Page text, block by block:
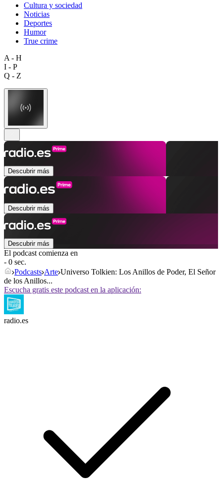
Cultura y sociedad
Noticias
Deportes
Humor
True crime
A - H
I - P
Q - Z
Descubrir más
Descubrir más
Descubrir más
El podcast comienza en
- 0 sec.
Podcasts Arte Universo Tolkien: Los Anillos de Poder, El Señor
de los Anillos...
Escucha gratis este podcast en la aplicación:
radio.es